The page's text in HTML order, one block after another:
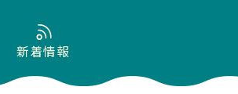
新着情報